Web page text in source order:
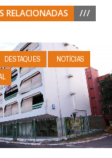
RELACIONADAS ///
DESTAQUES
NOTÍCIAS